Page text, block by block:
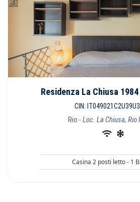
Residenza La Chiusa
CIN:
Rio - Loc. La Chiusa, Rio
Casina 2 posti letto - 1